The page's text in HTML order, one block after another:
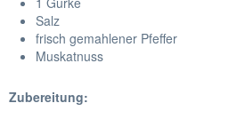
Salz
frisch gemahlener Pfeffer
Muskatnuss
Zubereitung: